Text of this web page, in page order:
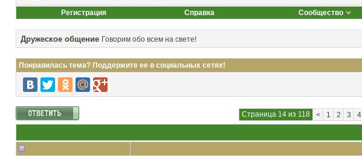
Регистрация
Справка Сообщество
Дружеское общение Говорим обо всем на свете!
Понравилась тема? Поддержите ее в социальных сетях!
Страница 14 из 118 < 1 2 3 4